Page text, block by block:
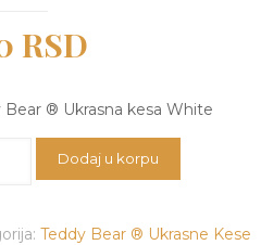
RSD.
RSDTrenutna
je:
600 RSD.
Bear ® Ukrasna kesa White
Dodaj u korpu
Teddy Bear ® Ukrasne Kese